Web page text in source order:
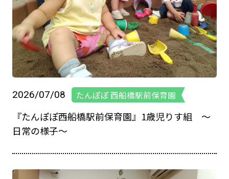
2026/07/08 たんぽぽ 西船橋駅前保育園
『たんぽぽ西船橋駅前保育園』1歳児りす組 ～
日常の様子～